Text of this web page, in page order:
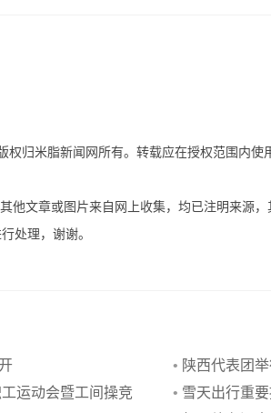
权归米脂新闻网所有。转载应在授权范围内使
他文章或图片来自网上收集，均已注明来源
处理，谢谢。
• 陕西代表团
工运动会暨工间操竞
• 雪天出行重